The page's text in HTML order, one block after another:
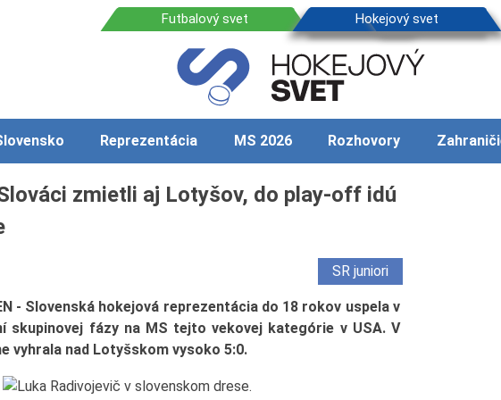
Reprezentácia MS 2026 Rozhovory
zmietli aj Lotyšov, do play-off idú
SR juniori
- Slovenská hokejová reprezentácia do 18 rokov uspela v
skupinovej fázy na MS tejto vekovej kategórie v USA. V
vyhrala nad Lotyšskom vysoko 5:0.